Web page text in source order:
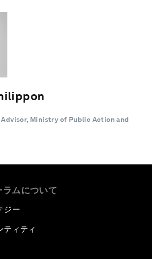
Ministry of Public Action and
ムについて
ジー
ティティ